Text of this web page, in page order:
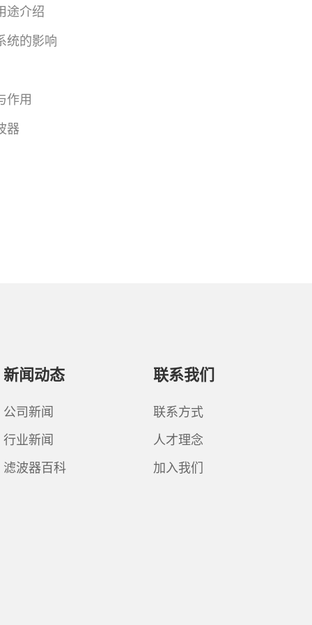
途介绍
统的影响
作用
器
新闻动态
公司新闻
行业新闻
滤波器百科
联系我们
联系方式
人才理念
加入我们